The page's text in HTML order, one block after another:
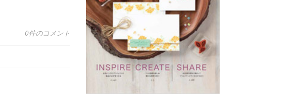
0件のコメント